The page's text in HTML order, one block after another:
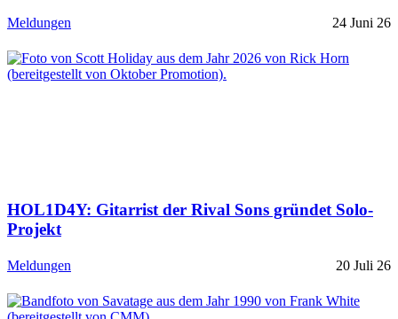
Meldungen 24 Juni 26
HOL1D4Y: Gitarrist der Rival Sons gründet Solo-
Projekt
Meldungen 20 Juli 26